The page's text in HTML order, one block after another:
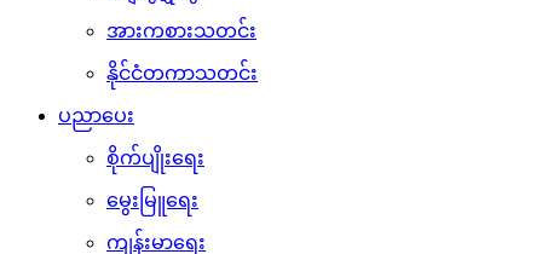
အားကစားသတင်း
နိုင်ငံတကာသတင်း
ပညာပေး
စိုက်ပျိုးရေး
မွေးမြူရေး
ကျန်းမာရေး